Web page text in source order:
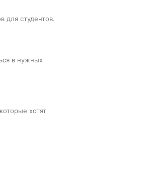
для студентов.
в нужных
хотят